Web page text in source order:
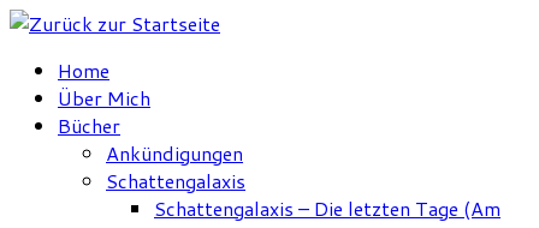
Zum
springenHome
Über Mich
Bücher
Ankündigungen
Schattengalaxis
Schattengalaxis – Die letzten Tage (Am